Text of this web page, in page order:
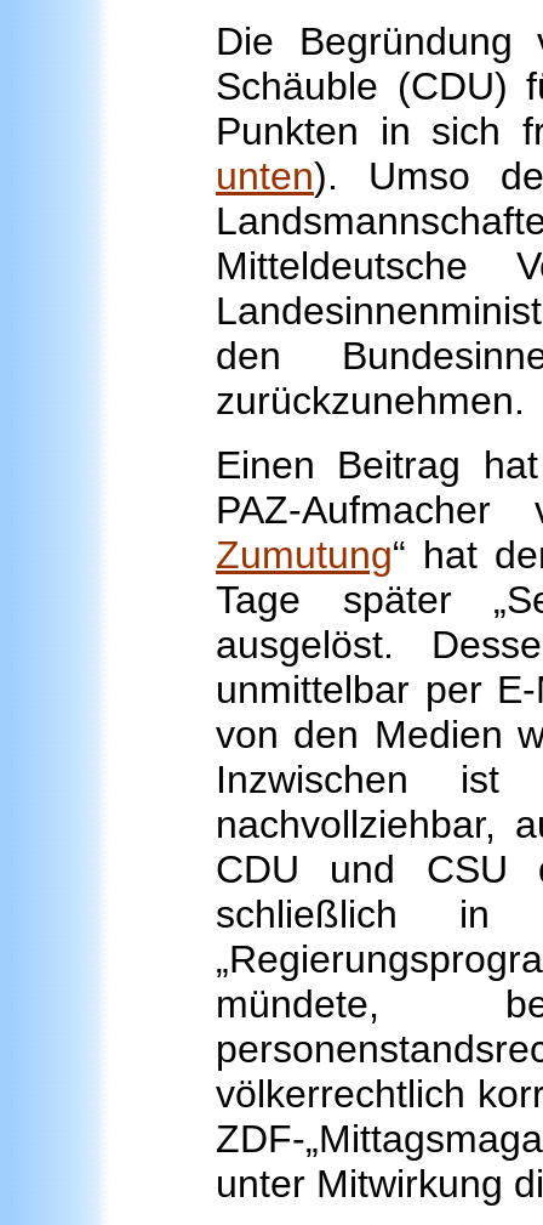
Die Begründung
Schäuble (CDU)
Punkten in sich
unten). Umso
Mitteldeutsche
den
zurückzunehmen.
Einen Beitrag
PAZ-
Zumutung“ hat
Tage später
ausgelöst.
unmittelbar per
von den Medien
Inzwischen
nachvollziehbar,
CDU und CSU
schließlich in
völkerrechtlich
ZDF-
unter Mitwirkung